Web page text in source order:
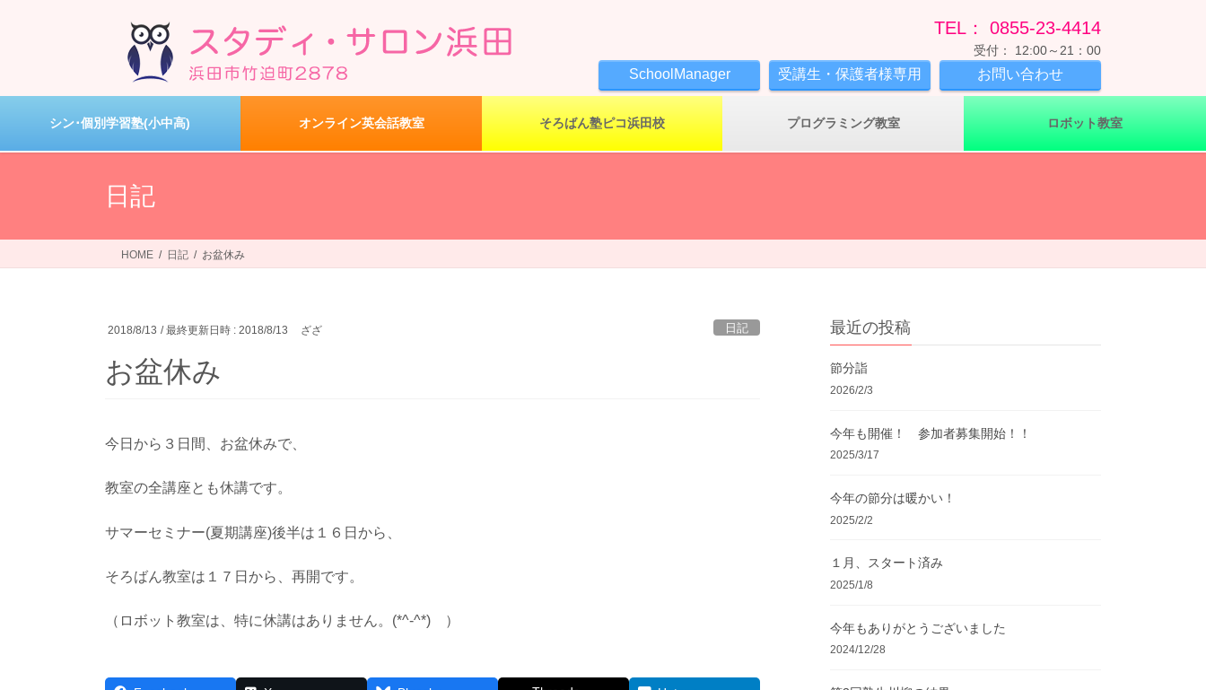
ツ
シ
TEL： 0855-23-4414
受付： 12:00～21：00
SchoolManager 受講生・保護者様専用 お問い合わせ
シン･個別学習塾(小中高) オンライン英会話教室 そろばん塾ピコ浜田校 プログラミング教室 ロボット教室
日記
HOME 日記 お盆休み
2018/8/13 / 最終更新日時 : 2018/8/13 ざざ 日記
お盆休み
今日から３日間、お盆休みで、
教室の全講座とも休講です。
サマーセミナー(夏期講座)後半は１６日から、
そろばん教室は１７日から、再開です。
（ロボット教室は、特に休講はありません。(*^-^*) ）
最近の投稿
節分詣
2026/2/3
今年も開催！ 参加者募集開始！！
2025/3/17
今年の節分は暖かい！
2025/2/2
１月、スタート済み
2025/1/8
今年もありがとうございました
2024/12/28